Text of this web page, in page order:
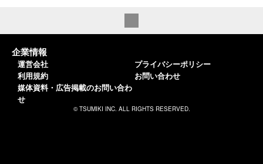
企業情報
運営会社
利用規約
媒体資料・広告掲載のお問い合わ
せ
プライバシーポリシー
お問い合わせ
© TSUMIKI INC. ALL RIGHTS RESERVED.